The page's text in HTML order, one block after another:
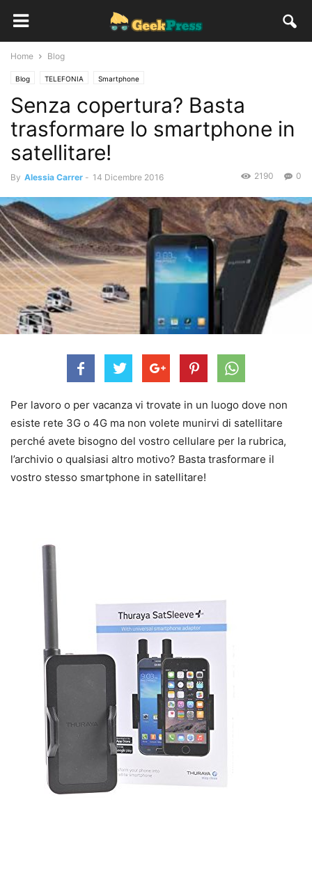
Home Blog
Blog TELEFONIA Smartphone
Senza copertura? Basta
trasformare lo smartphone in
satellitare!
By Alessia Carrer - 14 Dicembre 2016 0
2190
Per lavoro o per vacanza vi trovate in un luogo dove non
esiste rete 3G o 4G ma non volete munirvi di satellitare
perché avete bisogno del vostro cellulare per la rubrica,
l’archivio o qualsiasi altro motivo? Basta trasformare il
vostro stesso smartphone in satellitare!